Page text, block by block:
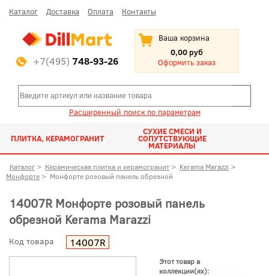
Каталог Доставка Оплата Контакты
+7(495) 748-93-26
Ваша корзина
0,00 руб
Оформить заказ
Расширенный поиск по параметрам
ПЛИТКА, КЕРАМОГРАНИТ
СУХИЕ СМЕСИ И
СОПУТСТВУЮЩИЕ
МАТЕРИАЛЫ
Каталог > Керамическая плитка и керамогранит > Kerama Marazzi >
Монфорте > Монфорте розовый панель обрезной
14007R Монфорте розовый панель
обрезной Kerama Marazzi
Код товара 14007R
Этот товар в
коллекции(ях):